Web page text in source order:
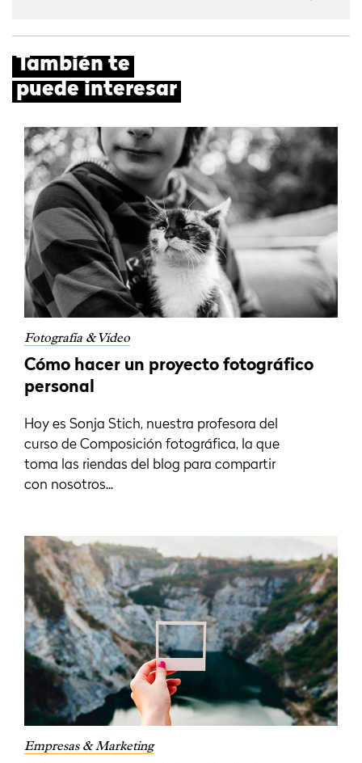
También te
puede interesar
Fotografía & Vídeo
Cómo hacer un proyecto fotográfico
personal
Hoy es Sonja Stich, nuestra profesora del
curso de Composición fotográfica, la que
toma las riendas del blog para compartir
con nosotros...
Empresas & Marketing